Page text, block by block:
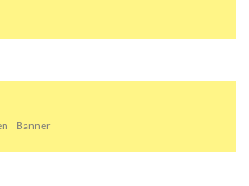
| Banner